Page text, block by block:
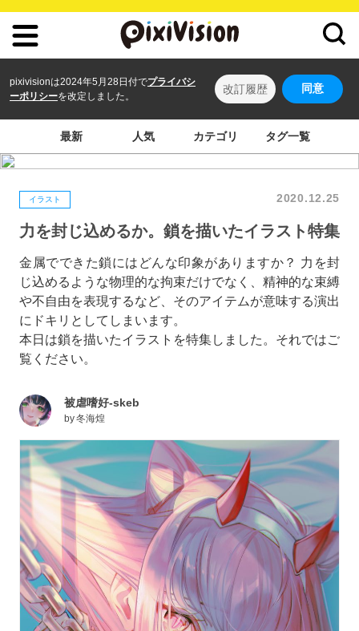
pixivisionは2024年5月28日付でプライバシ
ーポリシーを改定しました。
改訂履歴 同意
最新 人気 カテゴリ タグ一覧
イラスト 2020.12.25
力を封じ込めるか。鎖を描いたイラスト特集
金属でできた鎖にはどんな印象がありますか？ 力を封
じ込めるような物理的な拘束だけでなく、精神的な束縛
や不自由を表現するなど、そのアイテムが意味する演出
にドキリとしてしまいます。
本日は鎖を描いたイラストを特集しました。それではご
覧ください。
被虐嗜好-skeb
by冬海煌